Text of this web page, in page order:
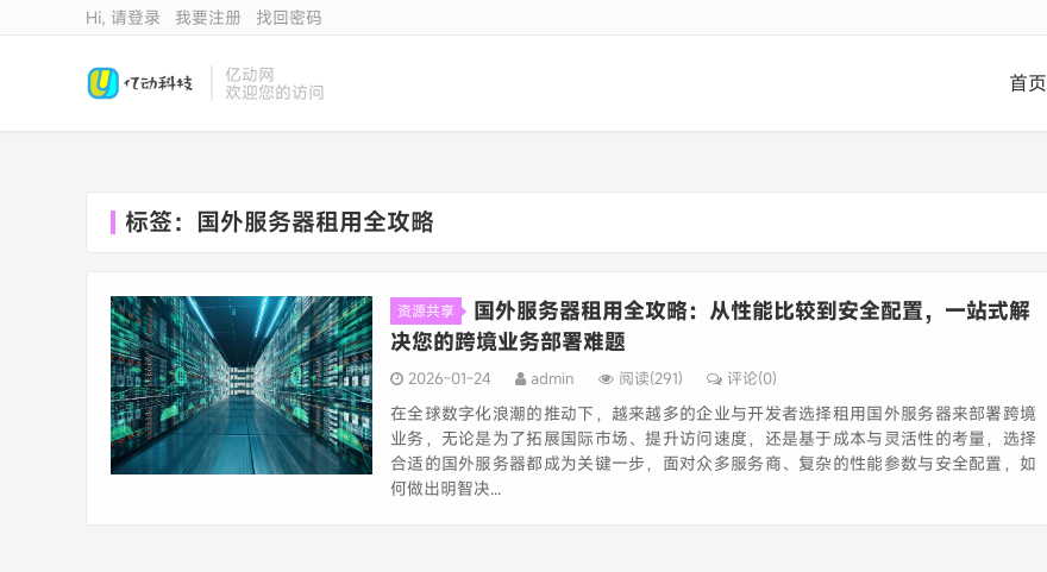
Hi, 请登录 我要注册 找回密码
亿动网
欢迎您的访问 首页
标签：国外服务器租用全攻略
资源共享
国外服务器租用全攻略：从性能比较到安全配置，一站式解
决您的跨境业务部署难题
2026-01-24 admin 阅读(291) 评论(0)
在全球数字化浪潮的推动下，越来越多的企业与开发者选择租用国外服务器来部署跨境
业务，无论是为了拓展国际市场、提升访问速度，还是基于成本与灵活性的考量，选择
合适的国外服务器都成为关键一步，面对众多服务商、复杂的性能参数与安全配置，如
何做出明智决...